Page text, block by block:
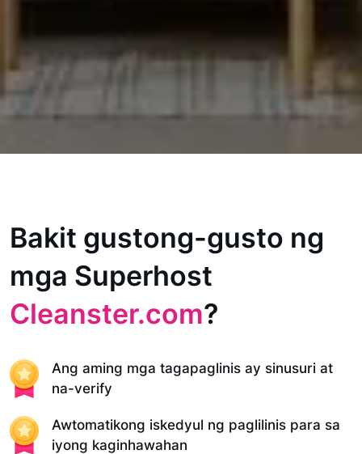
Bakit gustong-gusto ng
mga Superhost
Cleanster.com?
Ang aming mga tagapaglinis ay sinusuri at
na-verify
Awtomatikong iskedyul ng paglilinis para sa
iyong kaginhawahan